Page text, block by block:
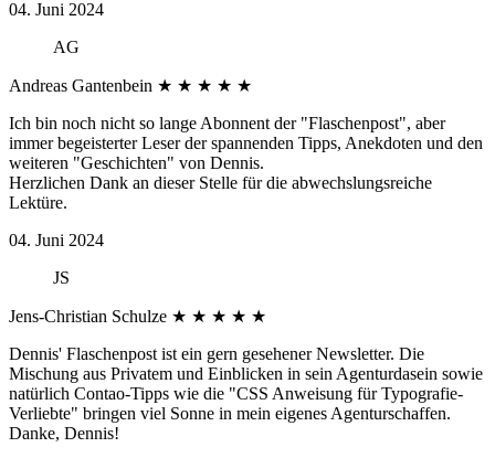
04. Juni 2024
AG
Andreas Gantenbein ★ ★ ★ ★ ★
Ich bin noch nicht so lange Abonnent der "Flaschenpost", aber
immer begeisterter Leser der spannenden Tipps, Anekdoten und den
weiteren "Geschichten" von Dennis.
Herzlichen Dank an dieser Stelle für die abwechslungsreiche
Lektüre.
04. Juni 2024
JS
Jens-Christian Schulze ★ ★ ★ ★ ★
Dennis' Flaschenpost ist ein gern gesehener Newsletter. Die
Mischung aus Privatem und Einblicken in sein Agenturdasein sowie
natürlich Contao-Tipps wie die "CSS Anweisung für Typografie-
Verliebte" bringen viel Sonne in mein eigenes Agenturschaffen.
Danke, Dennis!